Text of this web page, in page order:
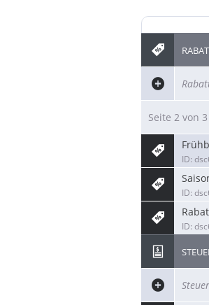
Seite 2 von 3
ID:
ID:
ID: